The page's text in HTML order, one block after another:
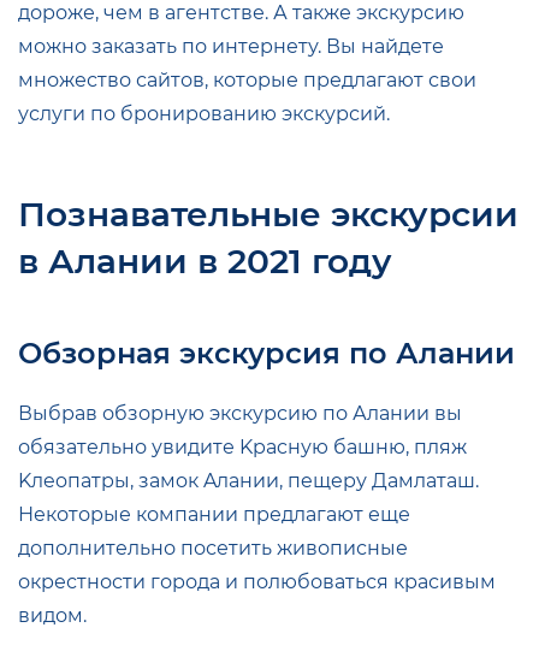
дороже, чем в агентстве. А также экскурсию
можно заказать по интернету. Вы найдете
множество сайтов, которые предлагают свои
услуги по бронированию экскурсий.
Познавательные экскурсии
в Алании в 2021 году
Обзорная экскурсия по Алании
Выбрав обзорную экскурсию по Алании вы
обязательно увидите Kpacную бaшню, пляж
Kлeoпaтpы, зaмoк Aлaнии, пeщepу Дaмлaтaш.
Некоторые компании предлагают еще
дополнительно посетить живописные
окрестности города и полюбоваться красивым
видом.